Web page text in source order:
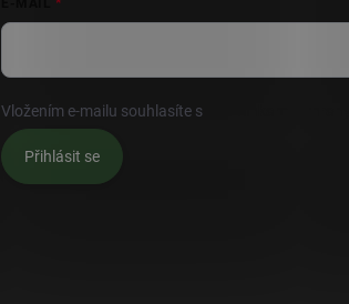
Vložením e-mailu souhlasíte s
Přihlásit se